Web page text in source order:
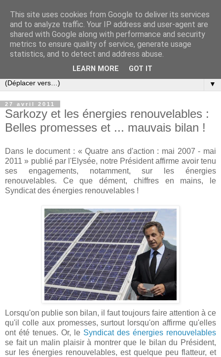
Slovar les Nouvelles
Blog citoyen d'informations, de décryptages et de
commentaires depuis 2005
▼
27 avril 2011
Sarkozy et les énergies renouvelables :
Belles promesses et ... mauvais bilan !
Dans le document : « Quatre ans d'action : mai 2007 - mai
2011 » publié par l'Elysée, notre Président affirme avoir tenu
ses engagements, notamment, sur les énergies
renouvelables. Ce que dément, chiffres en mains, le
Syndicat des énergies renouvelables !
Lorsqu'on publie son bilan, il faut toujours faire attention à ce
qu'il colle aux promesses, surtout lorsqu'on affirme qu'elles
ont été tenues. Or, le Syndicat des énergies renouvelables
se fait un malin plaisir à montrer que le bilan du Président,
sur les énergies renouvelables, est quelque peu flatteur, et
This site uses cookies from Google to deliver its services
and to analyze traffic. Your IP address and user-agent are
shared with Google along with performance and security
metrics to ensure quality of service, generate usage
statistics, and to detect and address abuse.
LEARN MORE GOT IT